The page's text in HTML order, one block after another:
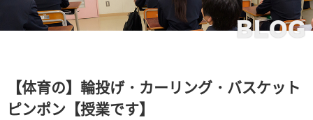
BLOG
【体育の】輪投げ・カーリング・バスケット
ピンポン【授業です】